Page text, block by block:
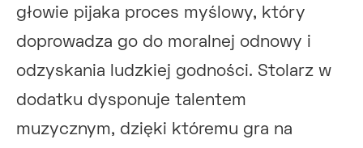
głowie pijaka proces myślowy, który
doprowadza go do moralnej odnowy i
odzyskania ludzkiej godności. Stolarz w
dodatku dysponuje talentem
muzycznym, dzięki któremu gra na